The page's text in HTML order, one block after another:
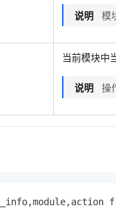
说明 模
当前模块中
说明 操